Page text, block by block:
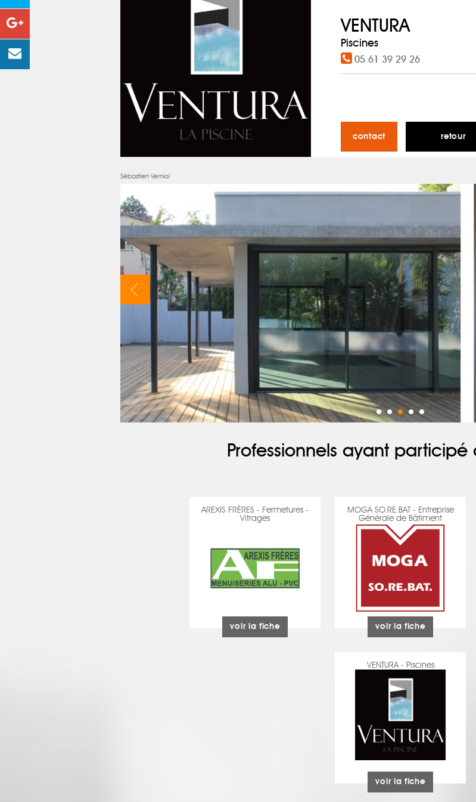
VENTURA
Piscines
05 61 39 29 26
contact retour
Sébastien Verniol
Professionnels ayant
AREXIS FRÈRES - Fermetures -
Vitrages
voir la fiche
MOGA SO.RE.BAT - Entreprise
Générale de Bâtiment
voir la fiche
VENTURA - Piscines
voir la fiche